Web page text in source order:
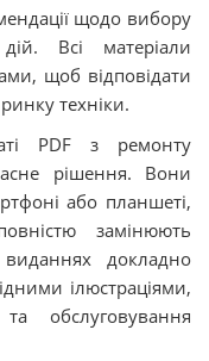
щодо вибору
дій. Всі матеріали
щоб відповідати
техніки.
PDF з ремонту
рішення. Вони
або планшеті,
замінюють
докладно
ілюстраціями,
обслуговування